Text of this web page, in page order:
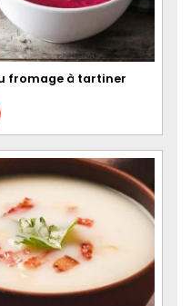
fromage à tartiner